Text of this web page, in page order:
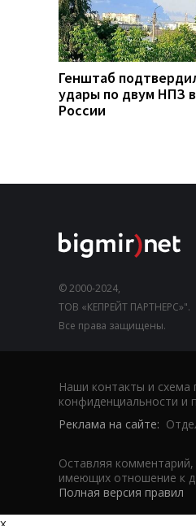
Генштаб
удары по двум НПЗ в
России
© 2000-2024,
ТОВ «КЕПРЕЙТ ПАРТНЕРС»".
Все права защищены.
Наши контакты и схема
конфиденциальности и
Реклама на сайте:
Оставляя
имеющих отношение к
Полная версия правил
x